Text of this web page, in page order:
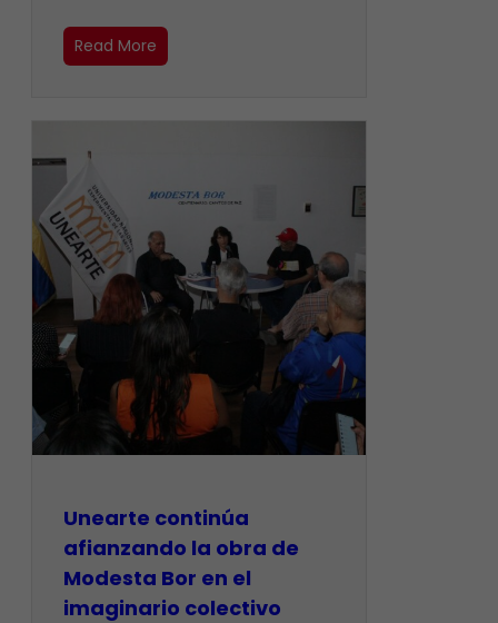
Read More
Unearte continúa
afianzando la obra de
Modesta Bor en el
imaginario colectivo